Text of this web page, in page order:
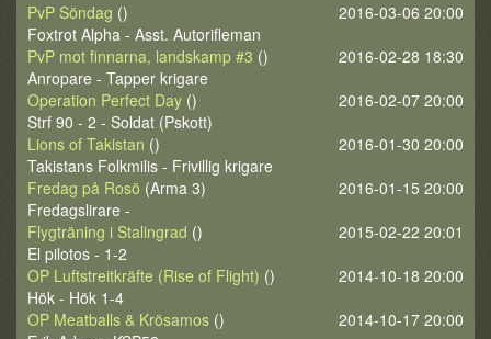
2016-03-06 20:00
PvP Söndag ()
Foxtrot Alpha - Asst. Autorifleman
2016-02-28 18:30
PvP mot finnarna, landskamp #3 ()
Anropare - Tapper krigare
2016-02-07 20:00
Operation Perfect Day ()
Strf 90 - 2 - Soldat (Pskott)
2016-01-30 20:00
Lions of Takistan ()
Takistans Folkmilis - Frivillig krigare
2016-01-15 20:00
Fredag på Rosö (Arma 3)
Fredagslirare -
2015-02-22 20:01
Flygträning i Stalingrad ()
El pilotos - 1-2
2014-10-18 20:00
OP Luftstreitkräfte (Rise of Flight) ()
Hök - Hök 1-4
2014-10-17 20:00
OP Meatballs & Krösamos ()